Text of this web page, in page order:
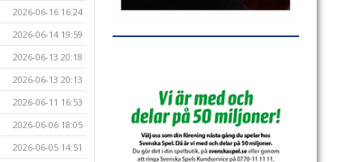
2026-06-16 16:24
2026-06-14 19:59
2026-06-13 20:18
2026-06-13 20:13
2026-06-11 16:53
2026-06-06 18:05
2026-06-05 14:51